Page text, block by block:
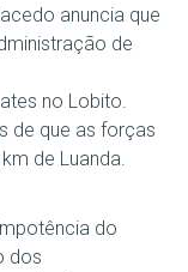
anuncia que
de
no Lobito.
de que as forças
de Luanda.
do
dos